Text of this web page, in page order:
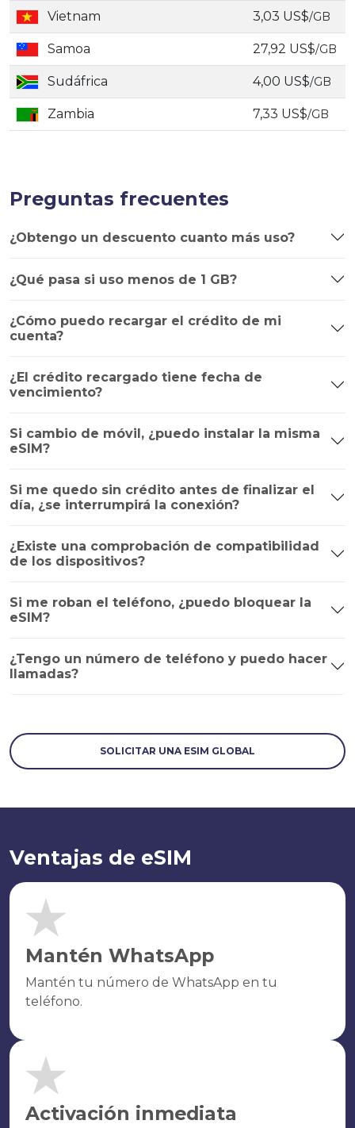
Vietnam 3,03 US$/GB
Samoa 27,92 US$/GB
Sudáfrica 4,00 US$/GB
Zambia 7,33 US$/GB
Preguntas frecuentes
¿Obtengo un descuento cuanto más uso?
¿Qué pasa si uso menos de 1 GB?
¿Cómo puedo recargar el crédito de mi
cuenta?
¿El crédito recargado tiene fecha de
vencimiento?
Si cambio de móvil, ¿puedo instalar la misma
eSIM?
Si me quedo sin crédito antes de finalizar el
día, ¿se interrumpirá la conexión?
¿Existe una comprobación de compatibilidad
de los dispositivos?
Si me roban el teléfono, ¿puedo bloquear la
eSIM?
¿Tengo un número de teléfono y puedo hacer
llamadas?
SOLICITAR UNA ESIM GLOBAL
Ventajas de eSIM
Mantén WhatsApp
Mantén tu número de WhatsApp en tu
teléfono.
Activación inmediata